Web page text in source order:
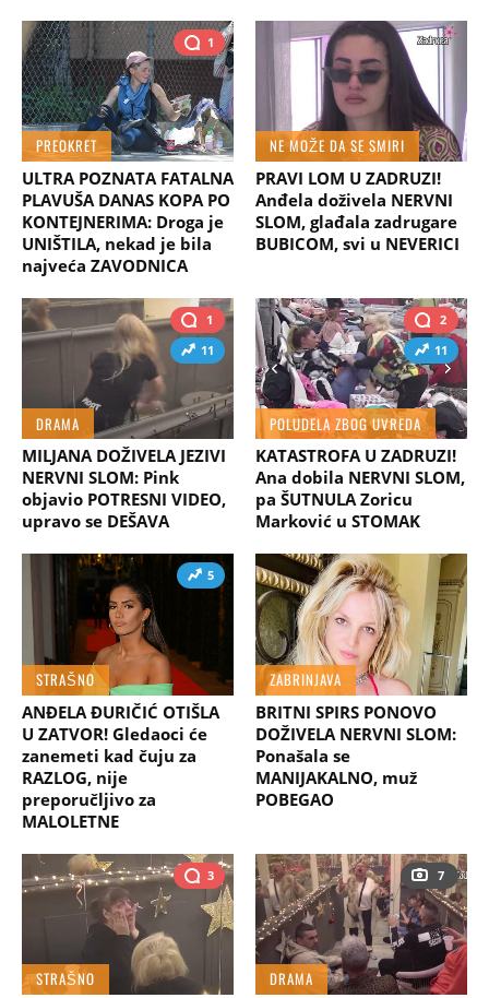
1
PREOKRET
ULTRA POZNATA FATALNA
PLAVUŠA DANAS KOPA PO
KONTEJNERIMA: Droga je
UNIŠTILA, nekad je bila
najveća ZAVODNICA
NE MOŽE DA SE SMIRI
PRAVI LOM U ZADRUZI!
Anđela doživela NERVNI
SLOM, glađala zadrugare
BUBICOM, svi u NEVERICI
1
11
DRAMA
MILJANA DOŽIVELA JEZIVI
NERVNI SLOM: Pink
objavio POTRESNI VIDEO,
upravo se DEŠAVA
2
11
POLUDELA ZBOG UVREDA
KATASTROFA U ZADRUZI!
Ana dobila NERVNI SLOM,
pa ŠUTNULA Zoricu
Marković u STOMAK
5
STRAŠNO
ANĐELA ĐURIČIĆ OTIŠLA
U ZATVOR! Gledaoci će
zanemeti kad čuju za
RAZLOG, nije
preporučljivo za
MALOLETNE
ZABRINJAVA
BRITNI SPIRS PONOVO
DOŽIVELA NERVNI SLOM:
Ponašala se
MANIJAKALNO, muž
POBEGAO
3
STRAŠNO
7
DRAMA